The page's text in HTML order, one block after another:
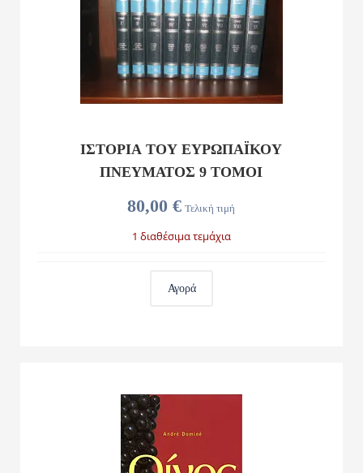
80,00 € Τελική τιμή
ΙΣΤΟΡΙΑ ΤΟΥ ΕΥΡΩΠΑΪΚΟΥ
ΠΝΕΥΜΑΤΟΣ 9 ΤΟΜΟΙ
1 διαθέσιμα τεμάχια
Αγορά